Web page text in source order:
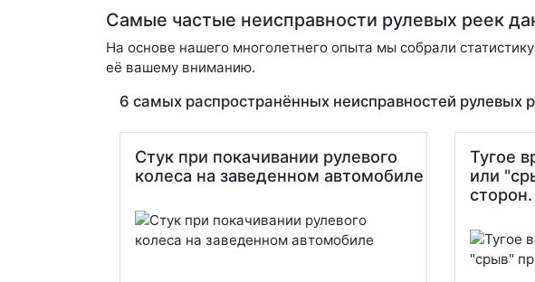
Самые частые неисправности рулевых реек
На основе нашего многолетнего опыта мы собрали
её вашему вниманию.
6 cамых распространённых неисправностей рулевых
Стук при покачивании рулевого
колеса на заведенном автомобиле
Тугое
или
сторон.